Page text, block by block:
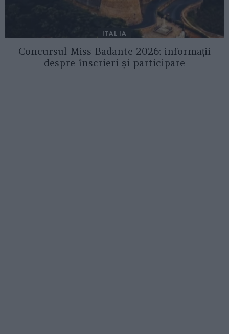
ITALIA
Concursul Miss Badante 2026: informații
despre înscrieri și participare